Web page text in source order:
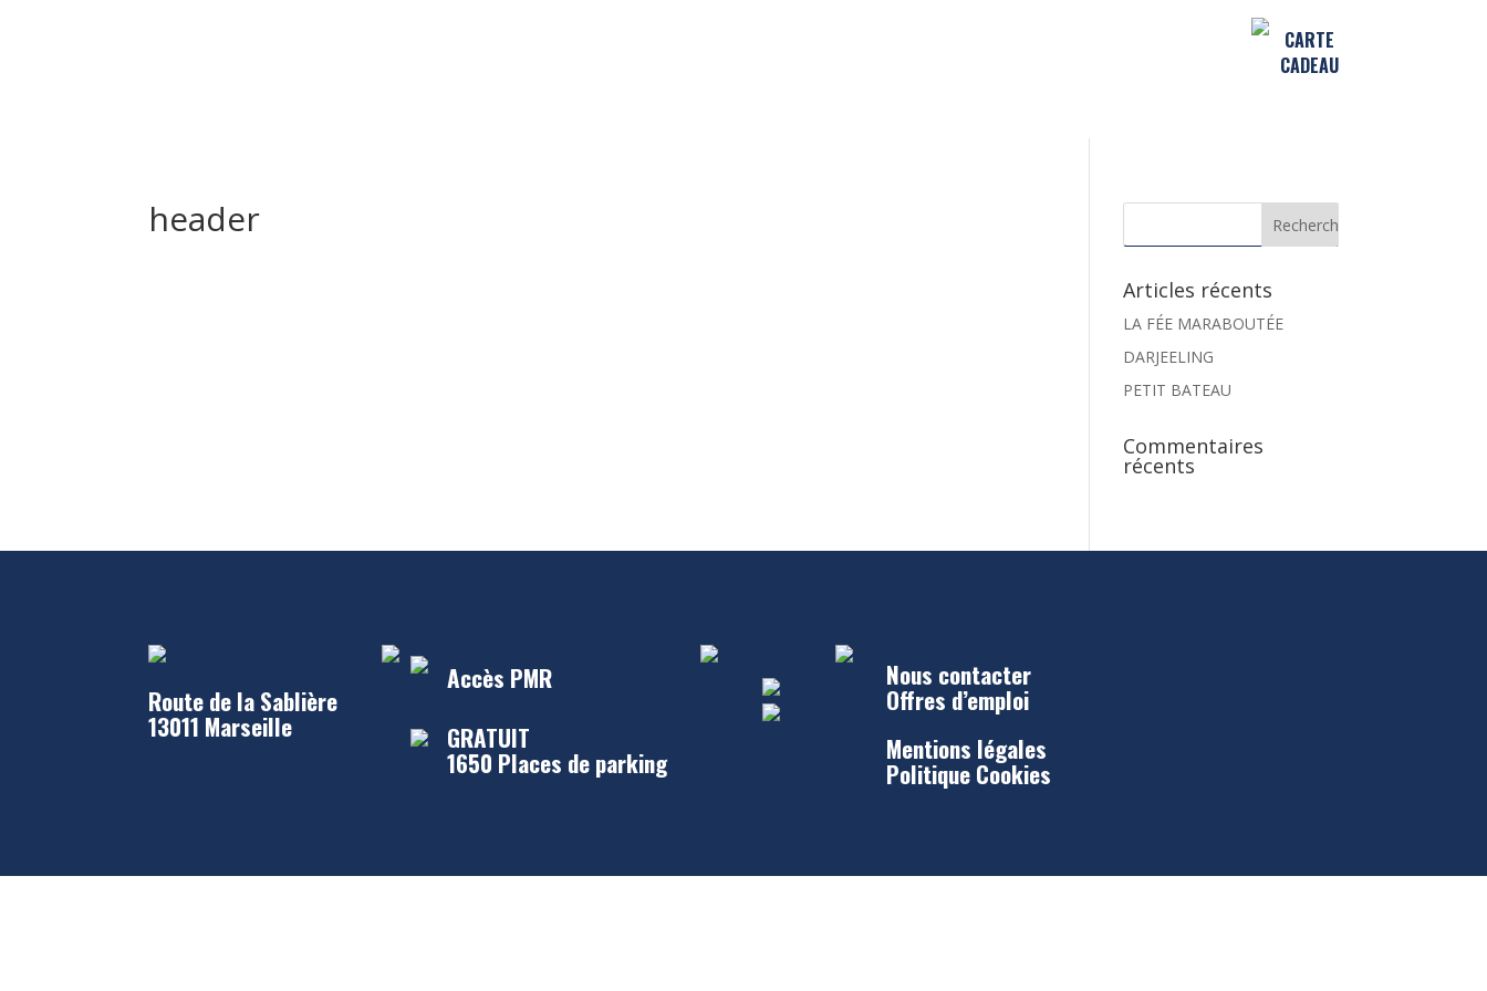
CARTE
CADEAU
header
Articles récents
LA FÉE MARABOUTÉE
DARJEELING
PETIT BATEAU
Commentaires
récents
Route de la Sablière
13011 Marseille
Accès PMR
GRATUIT
1650 Places de parking
Nous contacter
Offres d’emploi
Mentions légales
Politique Cookies